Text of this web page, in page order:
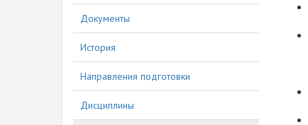
Документы
История
Направления подготовки
Дисциплины